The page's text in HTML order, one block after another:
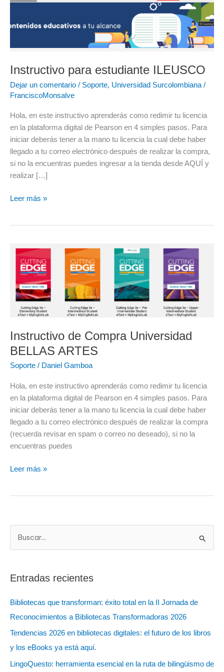
Instructivo para estudiante ILEUSCO
Dejar un comentario / Soporte, Universidad Surcolombiana /
FranciscoMonsalve
Hola, en este instructivo aprenderás como redimir tu licencia
en la plataforma digital de Pearson en 4 simples pasos. Para
iniciar deberás tener a la mano tu licencia la cual debe haber
llegado a tu correo electrónico después de realizar la compra,
si no la encuentras puedes ingresar a la tienda desde AQUÍ y
realizar […]
Leer más »
Instructivo de Compra Universidad
BELLAS ARTES
Soporte / Daniel Gamboa
Hola, en este instructivo aprenderás como redimir tu licencia
en la plataforma digital de Pearson en 4 simples pasos. Para
iniciar deberás tener a la mano tu licencia la cual debe haber
llegado a tu correo electrónico después de realizar la compra
(recuerda revisar en spam o correo no deseado), si no la
encuentras puedes
Instructivo
Compra
Universidad
BELLAS
ARTES
Leer más »
c
a
r
Entradas recientes
Bibliotecas que transforman: éxito total en la II Jornada de
Reconocimientos a Bibliotecas Transformadoras 2026
Tendencias 2026 en bibliotecas digitales: el futuro de los libros
y los eBooks ya está aquí.
LingoQuesto: herramienta esencial en la ruta de bilingüismo de